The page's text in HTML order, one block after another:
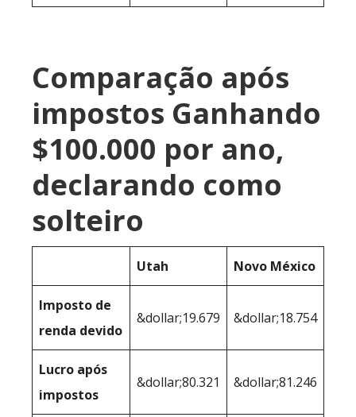
Comparação após
impostos Ganhando
$100.000 por ano,
declarando como
solteiro
Utah Novo México
Imposto de
renda devido
&dollar;19.679 &dollar;18.754
Lucro após
impostos
&dollar;80.321 &dollar;81.246